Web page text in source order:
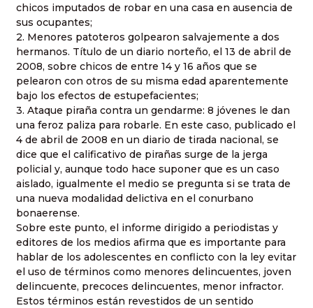
chicos imputados de robar en una casa en ausencia de
sus ocupantes;
2. Menores patoteros golpearon salvajemente a dos
hermanos. Título de un diario norteño, el 13 de abril de
2008, sobre chicos de entre 14 y 16 años que se
pelearon con otros de su misma edad aparentemente
bajo los efectos de estupefacientes;
3. Ataque piraña contra un gendarme: 8 jóvenes le dan
una feroz paliza para robarle. En este caso, publicado el
4 de abril de 2008 en un diario de tirada nacional, se
dice que el calificativo de pirañas surge de la jerga
policial y, aunque todo hace suponer que es un caso
aislado, igualmente el medio se pregunta si se trata de
una nueva modalidad delictiva en el conurbano
bonaerense.
Sobre este punto, el informe dirigido a periodistas y
editores de los medios afirma que es importante para
hablar de los adolescentes en conflicto con la ley evitar
el uso de términos como menores delincuentes, joven
delincuente, precoces delincuentes, menor infractor.
Estos términos están revestidos de un sentido